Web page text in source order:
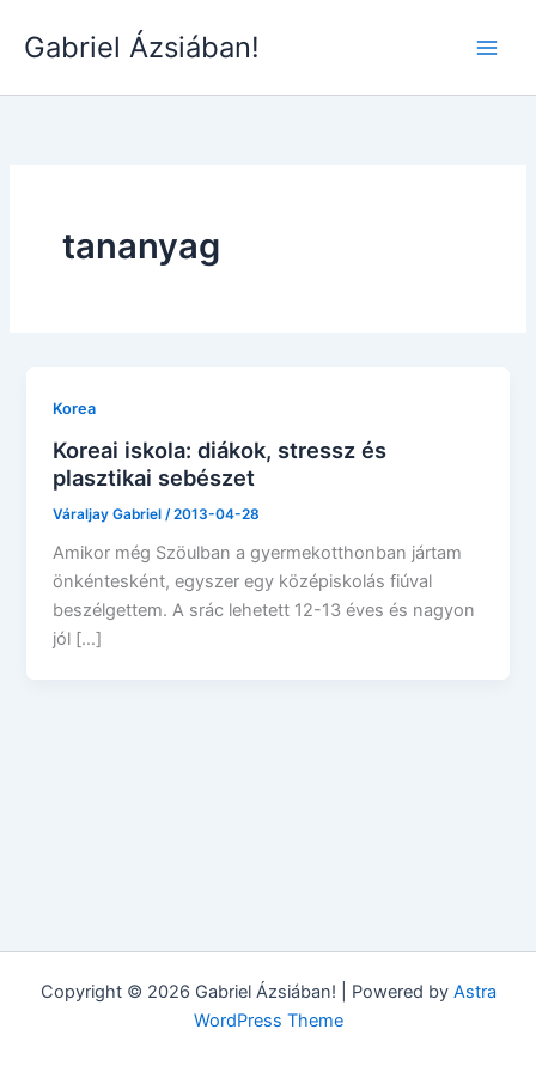
Gabriel Ázsiában!
tananyag
Korea
Koreai iskola: diákok, stressz és
plasztikai sebészet
Váraljay Gabriel /2013-04-28
Amikor még Szöulban a gyermekotthonban jártam
önkéntesként, egyszer egy középiskolás fiúval
beszélgettem. A srác lehetett 12-13 éves és nagyon
jól […]
Copyright © 2026 Gabriel Ázsiában! | Powered by Astra
WordPress Theme